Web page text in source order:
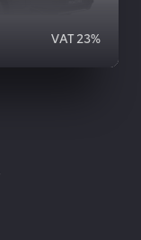
VAT 23%